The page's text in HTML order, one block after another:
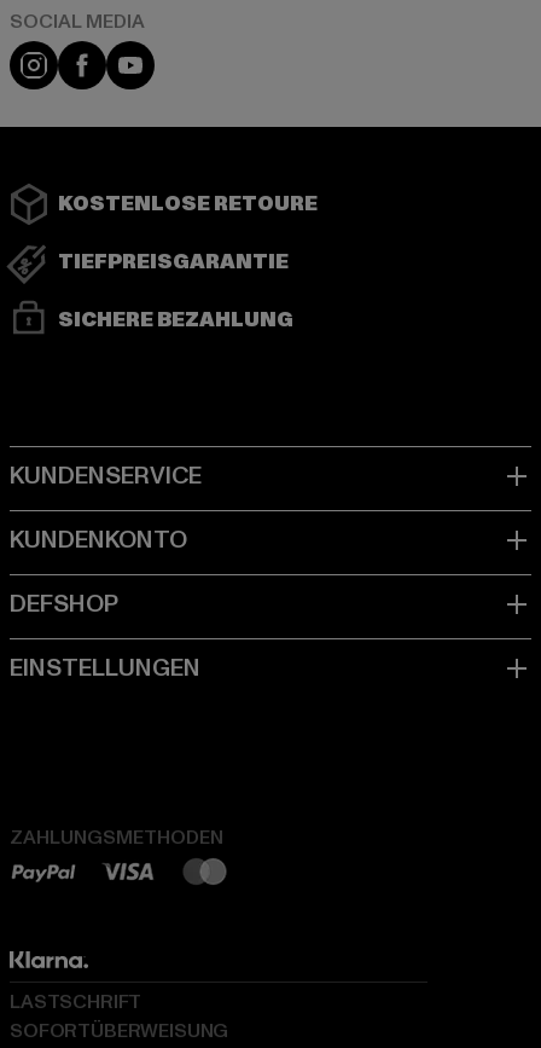
Instagram
FacebookYouTube
KOSTENLOSE RETOURE
TIEFPREISGARANTIE
SICHERE BEZAHLUNG
ZAHLUNGSMETHODEN
LASTSCHRIFT
SOFORTÜBERWEISUNG